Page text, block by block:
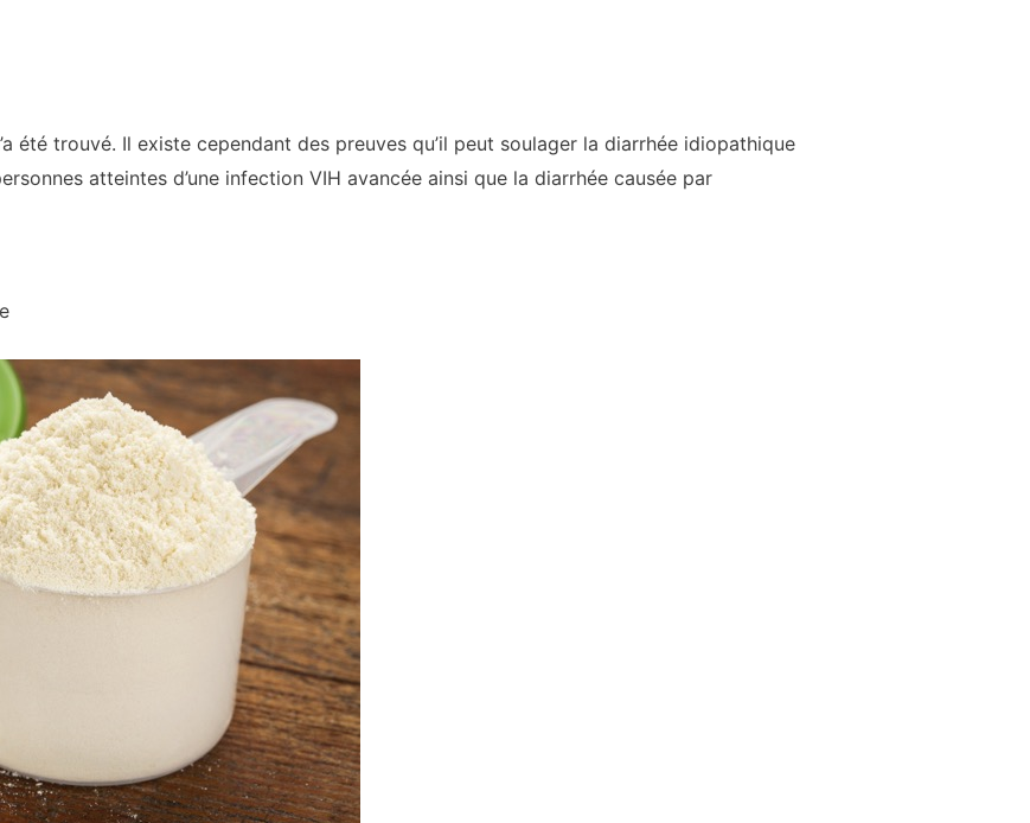
été trouvé. Il existe cependant des preuves qu’il peut soulager la diarrhée idiopathique
atteintes d’une infection VIH avancée ainsi que la diarrhée causée par